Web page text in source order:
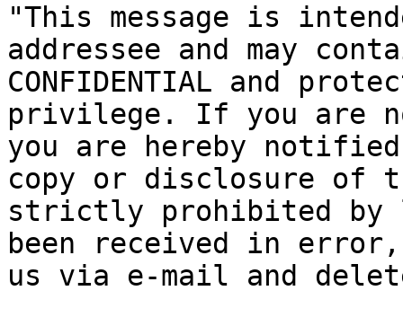
"This message is
addressee and may
CONFIDENTIAL and
privilege. If you are
you are hereby
copy or disclosure of
strictly prohibited by
been received in
us via e-mail and